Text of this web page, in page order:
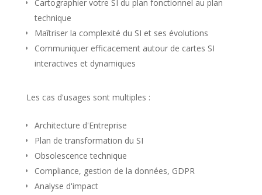
Cartographier votre SI du plan fonctionnel au plan
technique
Maîtriser la complexité du SI et ses évolutions
Communiquer efficacement autour de cartes SI
interactives et dynamiques
Les cas d'usages sont multiples :
Architecture d'Entreprise
Plan de transformation du SI
Obsolescence technique
Compliance, gestion de la données, GDPR
Analyse d'impact